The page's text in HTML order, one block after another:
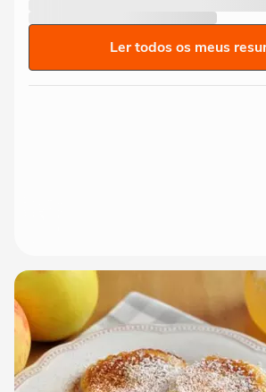
Ler todos os meus